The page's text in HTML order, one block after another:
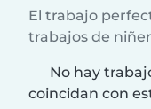
El trabajo
trabajos de
No hay
coincidan con